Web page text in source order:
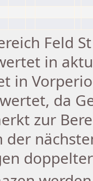
Feld
in
in
da
zur
der